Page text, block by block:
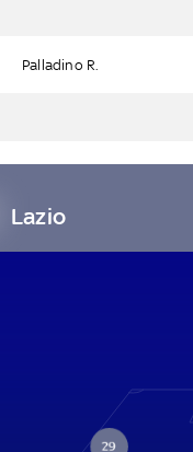
Palladino R.
Lazio
29